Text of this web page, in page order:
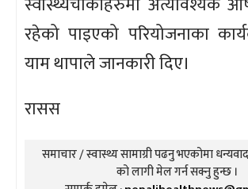
रहेको पाइएको परियोजनाका
याम थापाले जानकारी दिए।
रासस
समाचार / स्वास्थ्य सामाग्री पढनु भएकोमा
को लागी मेल गर्न सक्नु हुन्छ ।